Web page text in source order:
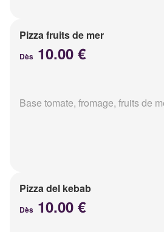
Pizza fruits de mer
Dès 10.00 €
Base tomate, fromage, fruits de
Pizza del kebab
Dès 10.00 €